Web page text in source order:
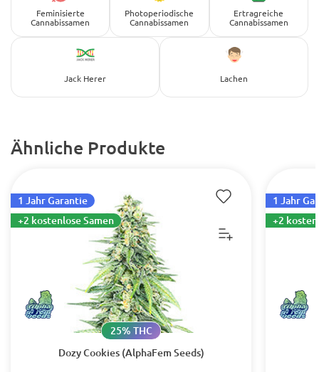
Feminisierte
Cannabissamen
Photoperiodische
Cannabissamen
Ertragreiche
Cannabissamen
Jack Herer Lachen
Ähnliche Produkte
Dozy Cookies (AlphaFem Seeds)
25% THC
1 Jahr Garantie
+2 kostenlose Samen
1 Jahr
+2